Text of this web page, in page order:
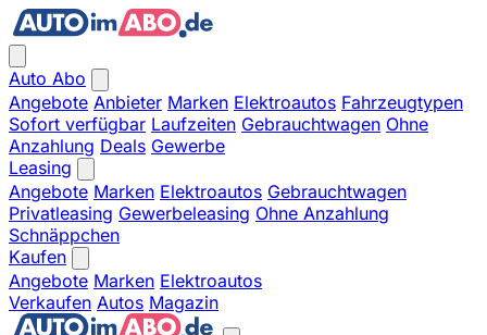
Auto Abo
Angebote Anbieter Marken Elektroautos Fahrzeugtypen
Sofort verfügbar Laufzeiten Gebrauchtwagen Ohne
Anzahlung Deals Gewerbe
Leasing
Angebote Marken Elektroautos Gebrauchtwagen
Privatleasing Gewerbeleasing Ohne Anzahlung
Schnäppchen
Kaufen
Angebote Marken Elektroautos
Verkaufen Autos Magazin